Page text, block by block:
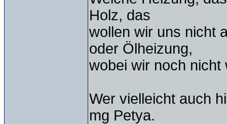
Holz, das
wollen wir uns nicht
oder Ölheizung,
wobei wir noch
Wer vielleicht auch
mg Petya.